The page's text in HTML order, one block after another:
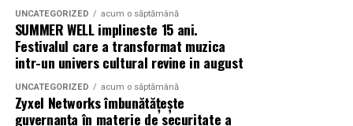
www.uzinex.ro/studii-de-caz/centrala-fotovoltaica-mobila-
ars-industrial
Despre UZINEX
abia după depozitare scurtă, manipulare, transport
intern sau comparație între panouri din capete diferite
ale lotului.
Merită să urmărești cel puțin patru lucruri observabile:
uniformitatea reacției pe toată placa, nu doar în
UNCATEGORIZED acum o săptămână
SUMMER WELL implineste 15 ani.
Festivalul care a transformat muzica
intr-un univers cultural revine in august
UNCATEGORIZED acum o săptămână
Zyxel Networks îmbunătățește
guvernanța în materie de securitate a